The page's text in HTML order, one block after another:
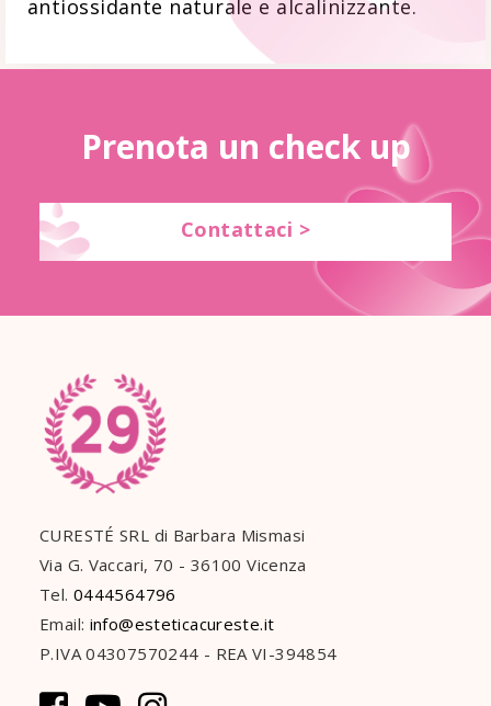
antiossidante naturale e alcalinizzante.
Prenota un check up
Contattaci >
CURESTÉ SRL di Barbara Mismasi
Via G. Vaccari, 70 - 36100 Vicenza
Tel. 0444564796
Email: info@esteticacureste.it
P.IVA 04307570244 - REA VI-394854